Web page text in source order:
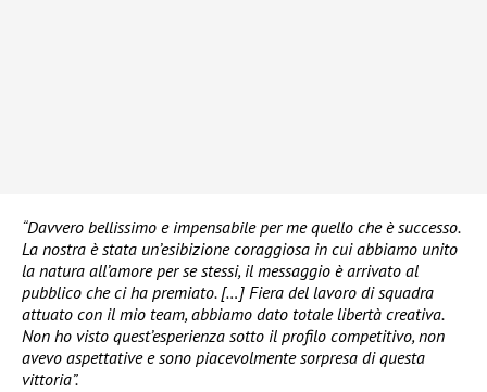
“Davvero bellissimo e impensabile per me quello che è successo.
La nostra è stata un’esibizione coraggiosa in cui abbiamo unito
la natura all’amore per se stessi, il messaggio è arrivato al
pubblico che ci ha premiato. […] Fiera del lavoro di squadra
attuato con il mio team, abbiamo dato totale libertà creativa.
Non ho visto quest’esperienza sotto il profilo competitivo, non
avevo aspettative e sono piacevolmente sorpresa di questa
vittoria”.